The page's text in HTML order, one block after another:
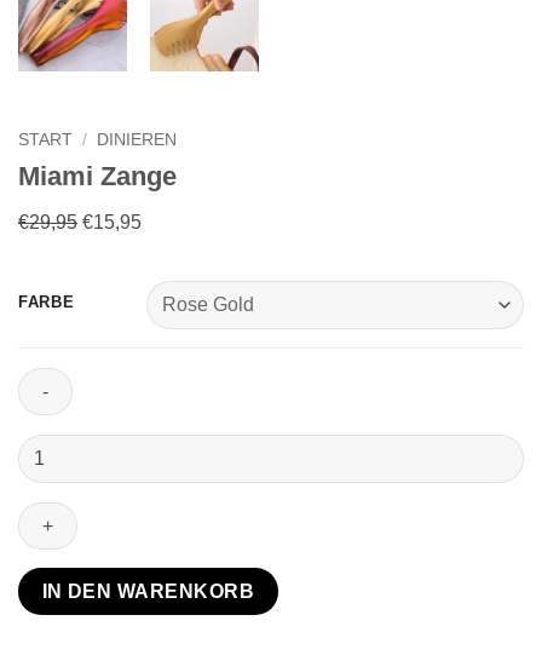
START / DINIEREN
Miami Zange
€29,95 Ursprünglicher
€15,95Aktueller
ist:
€15,95.
FARBE
Miami
Zange
Menge
IN DEN WARENKORB